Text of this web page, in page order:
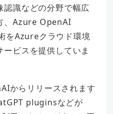
認識などの分野で幅広
、Azure OpenAI
をAzureクラウド環境
ビスを提供していま
からリリースされます
pluginsなどが